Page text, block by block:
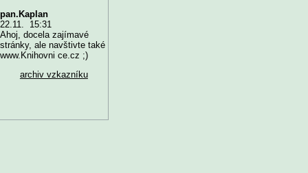
pan.Kaplan
22.11. 15:31
Ahoj, docela zajímavé
stránky, ale navštivte také
www.Knihovni ce.cz ;)
archiv vzkazníku